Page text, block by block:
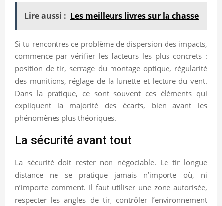
Lire aussi : Les meilleurs livres sur la chasse
Si tu rencontres ce problème de dispersion des impacts,
commence par vérifier les facteurs les plus concrets :
position de tir, serrage du montage optique, régularité
des munitions, réglage de la lunette et lecture du vent.
Dans la pratique, ce sont souvent ces éléments qui
expliquent la majorité des écarts, bien avant les
phénomènes plus théoriques.
La sécurité avant tout
La sécurité doit rester non négociable. Le tir longue
distance ne se pratique jamais n’importe où, ni
n’importe comment. Il faut utiliser une zone autorisée,
respecter les angles de tir, contrôler l’environnement